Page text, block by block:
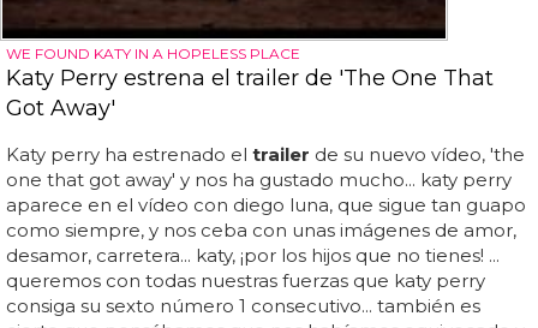
WE FOUND KATY IN A HOPELESS PLACE
Katy Perry estrena el trailer de 'The One That
Got Away'
Katy perry ha estrenado el trailer de su nuevo vídeo, 'the
one that got away' y nos ha gustado mucho... katy perry
aparece en el vídeo con diego luna, que sigue tan guapo
como siempre, y nos ceba con unas imágenes de amor,
desamor, carretera... katy, ¡por los hijos que no tienes! ...
queremos con todas nuestras fuerzas que katy perry
consiga su sexto número 1 consecutivo... también es